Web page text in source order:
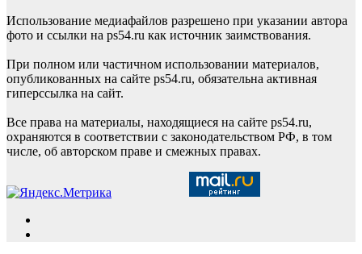
Использование медиафайлов разрешено при указании автора
фото и ссылки на ps54.ru как источник заимствования.
При полном или частичном использовании материалов,
опубликованных на сайте ps54.ru, обязательна активная
гиперссылка на сайт.
Все права на материалы, находящиеся на сайте ps54.ru,
охраняются в соответствии с законодательством РФ, в том
числе, об авторском праве и смежных правах.